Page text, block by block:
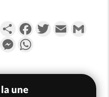
PartagerFacebookTwitterEmail
Messenger
une